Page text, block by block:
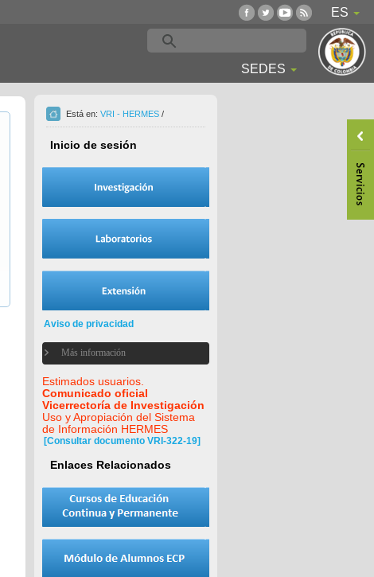
ES
SEDES
Está en: VRI - HERMES /
Inicio de sesión
Aviso de privacidad
Más información
Estimados usuarios.
Comunicado oficial
Vicerrectoría de Investigación
Uso y Apropiación del Sistema
de Información HERMES
[Consultar documento VRI-322-19]
Enlaces Relacionados